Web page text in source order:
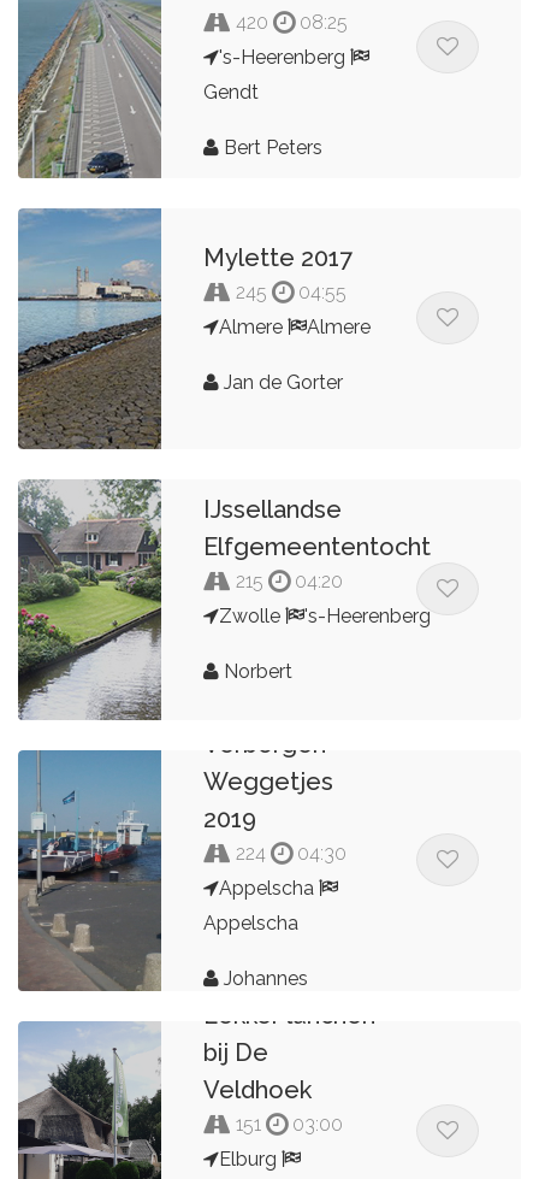
420
08:25
's-Heerenberg
Gendt
Bert Peters
Mylette 2017
245
04:55
Almere
Almere
Jan de Gorter
IJssellandse
Elfgemeententocht
215
04:20
Zwolle
's-Heerenberg
Norbert
Verborgen
Weggetjes
2019
224
04:30
Appelscha
Appelscha
Johannes
Lekker lunchen
bij De
Veldhoek
151
03:00
Elburg